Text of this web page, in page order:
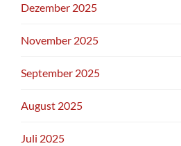
Dezember 2025
November 2025
September 2025
August 2025
Juli 2025